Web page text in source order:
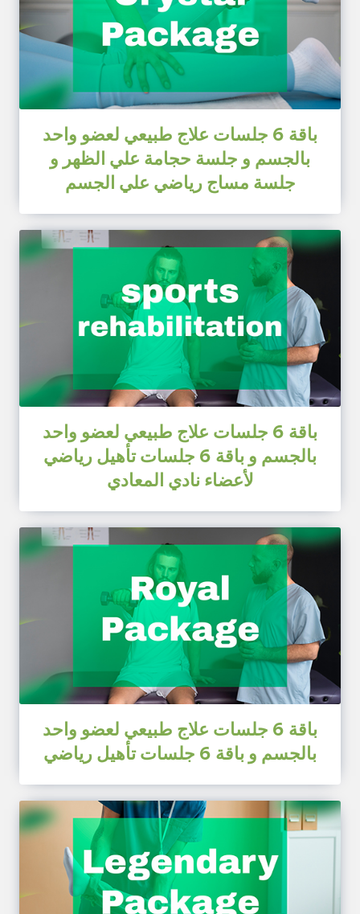
باقة 6 جلسات علاج طبيعي لعضو واحد
بالجسم و جلسة حجامة علي الظهر و
جلسة مساج رياضي علي الجسم
باقة 6 جلسات علاج طبيعي لعضو واحد
بالجسم و باقة 6 جلسات تأهيل رياضي
لأعضاء نادي المعادي
باقة 6 جلسات علاج طبيعي لعضو واحد
بالجسم و باقة 6 جلسات تأهيل رياضي